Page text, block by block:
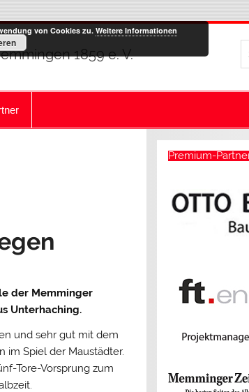
1859 e. V.
der Memminger
Unterhaching.
und sehr gut mit dem
im Spiel der Maustädter.
Tore-Vorsprung zum
Premium-
von Cookies zu.Weitere Informationen